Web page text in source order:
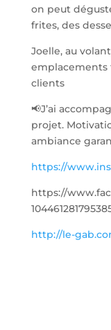
on peut
frites, des
Joelle, au
emplacements
clients
📢J’ai
projet.
ambiance
https://
https://
http://le-